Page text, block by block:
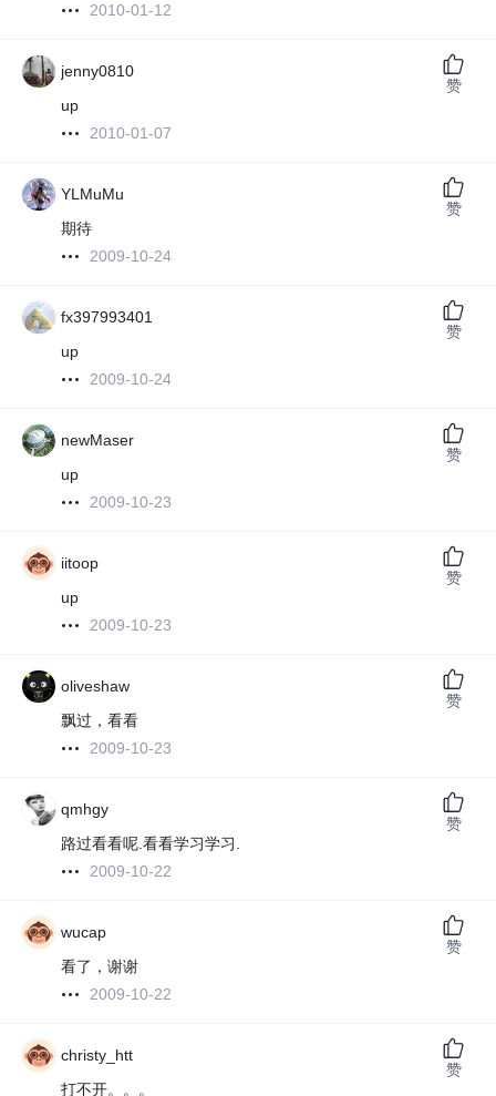
2010-01-12
jenny0810
up
2010-01-07
赞
YLMuMu
期待
2009-10-24
赞
fx397993401
up
2009-10-24
赞
newMaser
up
2009-10-23
赞
iitoop
up
2009-10-23
赞
oliveshaw
飘过，看看
2009-10-23
赞
qmhgy
路过看看呢.看看学习学习.
2009-10-22
赞
wucap
看了，谢谢
2009-10-22
赞
christy_htt
打不开。。。
赞